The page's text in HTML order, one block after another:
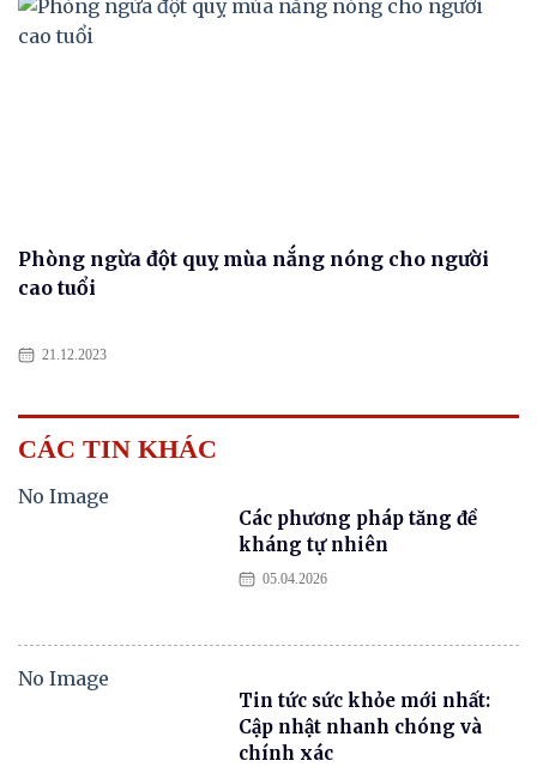
Phòng ngừa đột quỵ mùa nắng nóng cho người
cao tuổi
21.12.2023
CÁC TIN KHÁC
No Image
Các phương pháp tăng đề
kháng tự nhiên
05.04.2026
No Image
Tin tức sức khỏe mới nhất:
Cập nhật nhanh chóng và
chính xác